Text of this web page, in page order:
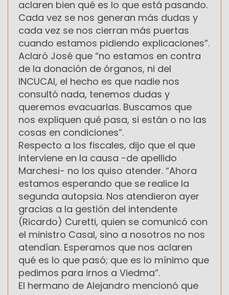
aclaren bien qué es lo que está pasando.
Cada vez se nos generan más dudas y
cada vez se nos cierran más puertas
cuando estamos pidiendo explicaciones”.
Aclaró José que “no estamos en contra
de la donación de órganos, ni del
INCUCAI, el hecho es que nadie nos
consultó nada, tenemos dudas y
queremos evacuarlas. Buscamos que
nos expliquen qué pasa, si están o no las
cosas en condiciones”.
Respecto a los fiscales, dijo que el que
interviene en la causa -de apellido
Marchesi- no los quiso atender. “Ahora
estamos esperando que se realice la
segunda autopsia. Nos atendieron ayer
gracias a la gestión del intendente
(Ricardo) Curetti, quien se comunicó con
el ministro Casal, sino a nosotros no nos
atendían. Esperamos que nos aclaren
qué es lo que pasó; que es lo mínimo que
pedimos para irnos a Viedma”.
El hermano de Alejandro mencionó que